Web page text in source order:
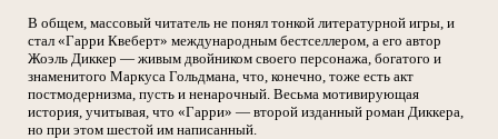
В общем, массовый читатель не понял тонкой литературной игры, и
стал «Гарри Квеберт» международным бестселлером, а его автор
Жоэль Диккер — живым двойником своего персонажа, богатого и
знаменитого Маркуса Гольдмана, что, конечно, тоже есть акт
постмодернизма, пусть и ненарочный. Весьма мотивирующая
история, учитывая, что «Гарри» — второй изданный роман Диккера,
но при этом шестой им написанный.